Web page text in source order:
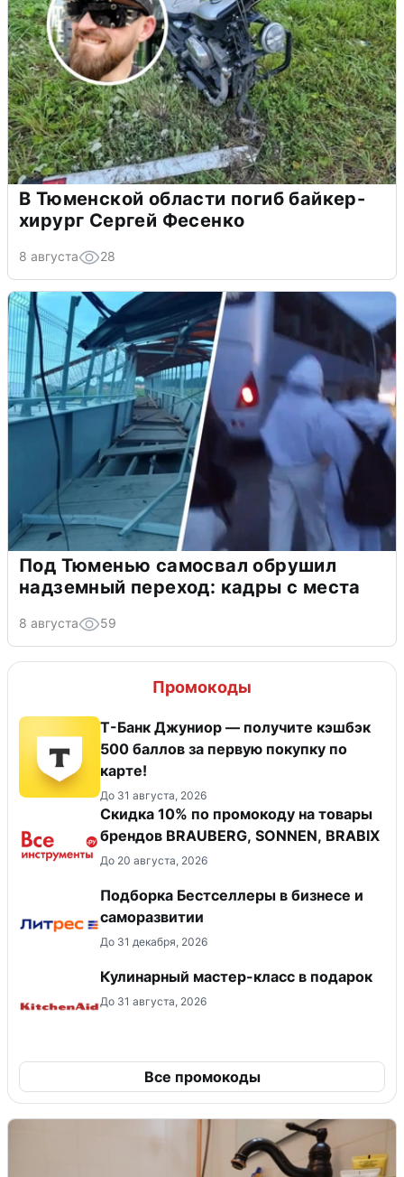
В Тюменской области погиб байкер-
хирург Сергей Фесенко
8 августа 28
Под Тюменью самосвал обрушил
надземный переход: кадры с места
8 августа 59
Промокоды
Т-Банк Джуниор — получите кэшбэк
500 баллов за первую покупку по
карте!
До 31 августа, 2026
Скидка 10% по промокоду на товары
брендов BRAUBERG, SONNEN, BRABIX
До 20 августа, 2026
Подборка Бестселлеры в бизнесе и
саморазвитии
До 31 декабря, 2026
Кулинарный мастер-класс в подарок
До 31 августа, 2026
Все промокоды